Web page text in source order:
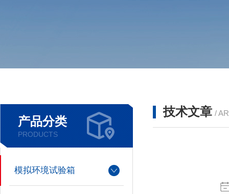
产品分类
PRODUCTS
模拟环境试验箱
技术文章 /